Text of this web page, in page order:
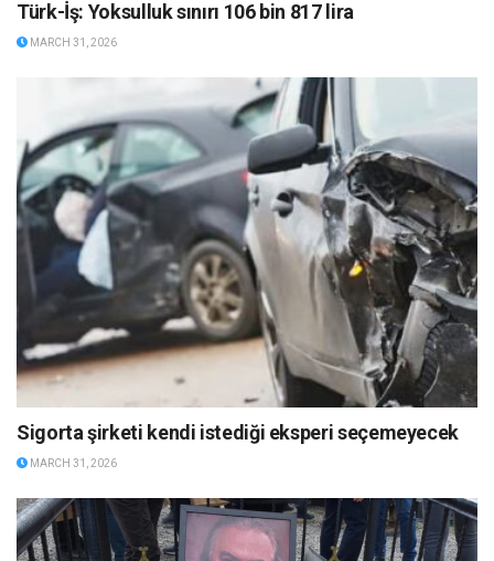
Türk-İş: Yoksulluk sınırı 106 bin 817 lira
MARCH 31, 2026
Sigorta şirketi kendi istediği eksperi seçemeyecek
MARCH 31, 2026